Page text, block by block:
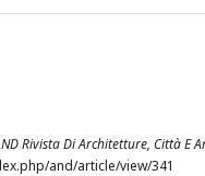
Rivista Di Architetture, Città E
and/article/view/341